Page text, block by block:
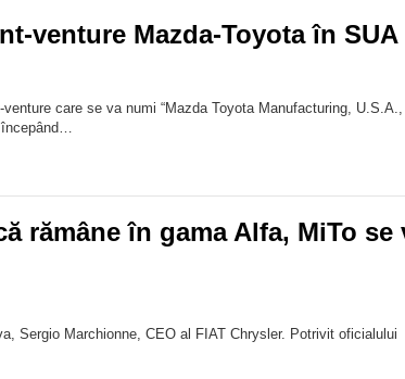
venture Mazda-Toyota în SUA
care se va numi “Mazda Toyota Manufacturing, U.S.A.,
începând…
rămâne în gama Alfa, MiTo se
Sergio Marchionne, CEO al FIAT Chrysler. Potrivit oficialului